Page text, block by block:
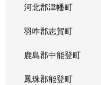
河北郡津幡町
羽咋郡志賀町
鹿島郡中能登町
鳳珠郡能登町